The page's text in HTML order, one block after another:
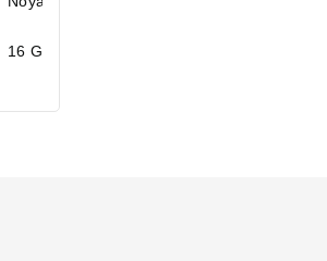
16 GB